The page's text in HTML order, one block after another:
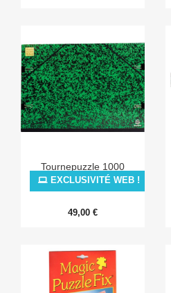
Tournepuzzle 1000
49,00 €
EXCLUSIVITÉ WEB !